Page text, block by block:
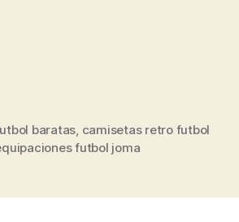
baratas, camisetas retro futbol
futbol joma